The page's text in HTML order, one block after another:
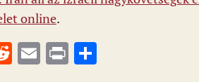
online.
R E Pr